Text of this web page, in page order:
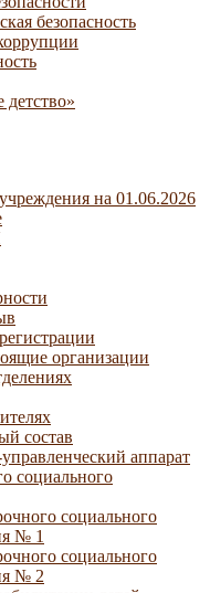
безопасность
детство»
на 01.06.2026
организации
состав
аппарат
социального
социального
№ 1
социального
№ 2